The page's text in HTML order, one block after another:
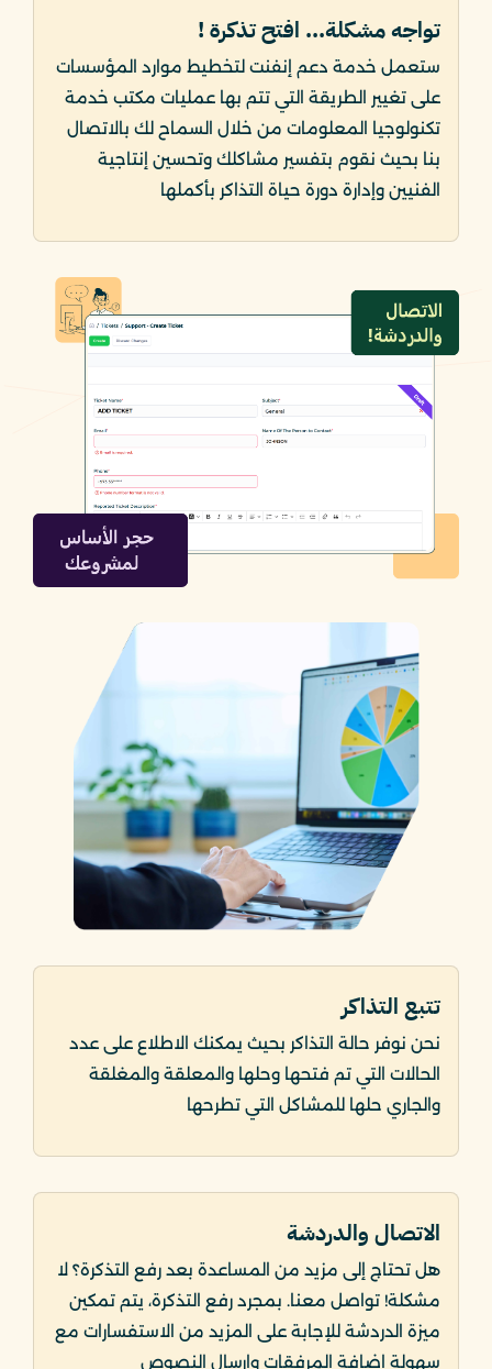
تواجه مشكلة... افتح تذكرة !
ستعمل خدمة دعم إنفنت لتخطيط موارد المؤسسات
على تغيير الطريقة التي تتم بها عمليات مكتب خدمة
تكنولوجيا المعلومات من خلال السماح لك بالاتصال
بنا بحيث نقوم بتفسير مشاكلك وتحسين إنتاجية
الفنيين وإدارة دورة حياة التذاكر بأكملها
تتبع التذاكر
نحن نوفر حالة التذاكر بحيث يمكنك الاطلاع على عدد
الحالات التي تم فتحها وحلها والمعلقة والمغلقة
والجاري حلها للمشاكل التي تطرحها
الاتصال والدردشة
هل تحتاج إلى مزيد من المساعدة بعد رفع التذكرة؟ لا
مشكلة! تواصل معنا. بمجرد رفع التذكرة، يتم تمكين
ميزة الدردشة للإجابة على المزيد من الاستفسارات مع
سهولة إضافة المرفقات وإرسال النصوص